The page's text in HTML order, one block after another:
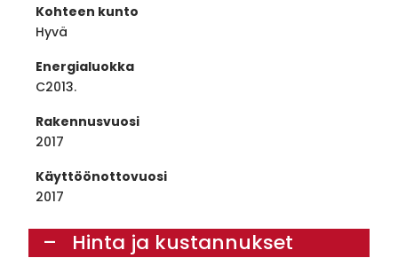
Kohteen kunto
Hyvä
Energialuokka
C2013.
Rakennusvuosi
2017
Käyttöönottovuosi
2017
Hinta ja kustannukset